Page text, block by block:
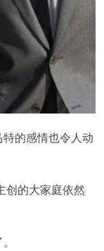
的感情也令人动
创的大家庭依然